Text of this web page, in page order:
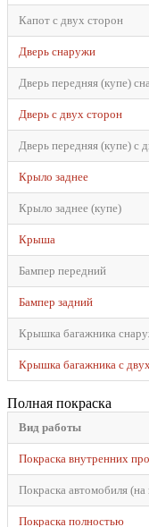
Капот с двух сторон
Дверь снаружи
Дверь передняя (купе)
Дверь с двух сторон
Дверь передняя (купе) с
Крыло заднее
Крыло заднее (купе)
Крыша
Бампер передний
Бампер задний
Крышка багажника
Крышка багажника с
Полная покраска
Вид работы
Покраска внутренних
Покраска автомобиля (на
Покраска полностью